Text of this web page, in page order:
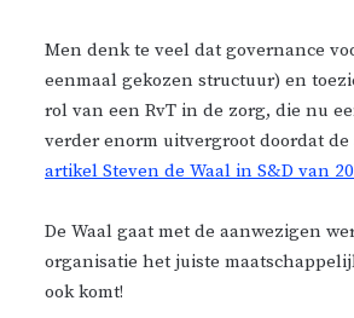
Men denk te veel dat governance
eenmaal gekozen structuur) en
rol van een RvT in de zorg, die nu
verder enorm uitvergroot doordat
artikel Steven de Waal in S&D van
De Waal gaat met de aanwezigen
organisatie het juiste
ook komt!